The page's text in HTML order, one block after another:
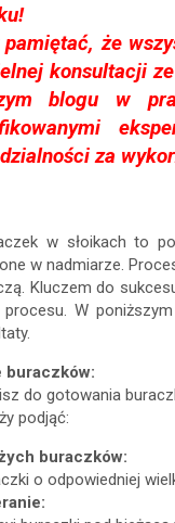
że
konsultacji
blogu w
za
w słoikach to
w nadmiarze.
Kluczem do
W
buraczków:
do gotowania
podjąć:
buraczków:
o odpowiedniej